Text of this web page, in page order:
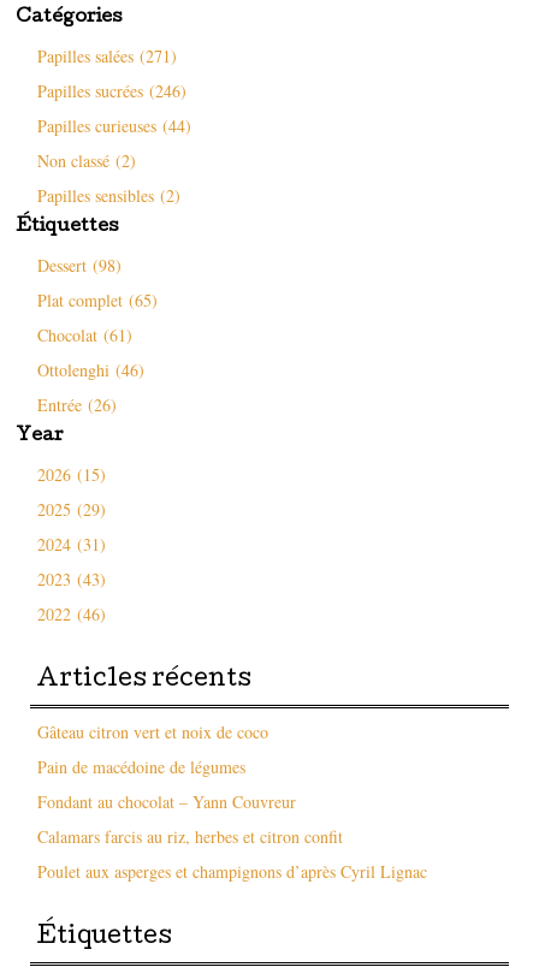
Catégories
Papilles salées (271)
Papilles sucrées (246)
Papilles curieuses (44)
Non classé (2)
Papilles sensibles (2)
Étiquettes
Dessert (98)
Plat complet (65)
Chocolat (61)
Ottolenghi (46)
Entrée (26)
Year
2026 (15)
2025 (29)
2024 (31)
2023 (43)
2022 (46)
Articles récents
Gâteau citron vert et noix de coco
Pain de macédoine de légumes
Fondant au chocolat – Yann Couvreur
Calamars farcis au riz, herbes et citron confit
Poulet aux asperges et champignons d’après Cyril Lignac
Étiquettes